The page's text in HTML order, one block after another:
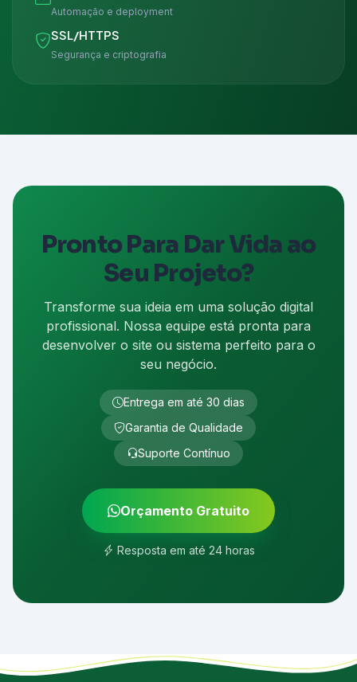
Automação e deployment
SSL/HTTPS
Segurança e criptografia
Pronto Para Dar Vida ao
Seu Projeto?
Transforme sua ideia em uma solução digital
profissional. Nossa equipe está pronta para
desenvolver o site ou sistema perfeito para o
seu negócio.
Entrega em até 30 dias
Garantia de Qualidade
Suporte Contínuo
Orçamento Gratuito
Resposta em até 24 horas